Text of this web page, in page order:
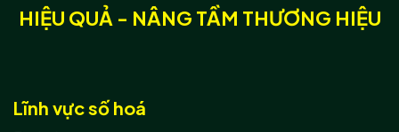
HIỆU QUẢ - NÂNG TẦM THƯƠNG HIỆU
Lĩnh vực số hoá